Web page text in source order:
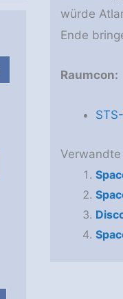
würde
Ende
Raumcon: